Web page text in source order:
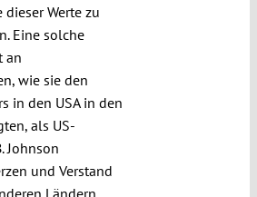
Werte zu
Eine solche
an
wie sie den
in den USA in den
als US-
Johnson
und Verstand